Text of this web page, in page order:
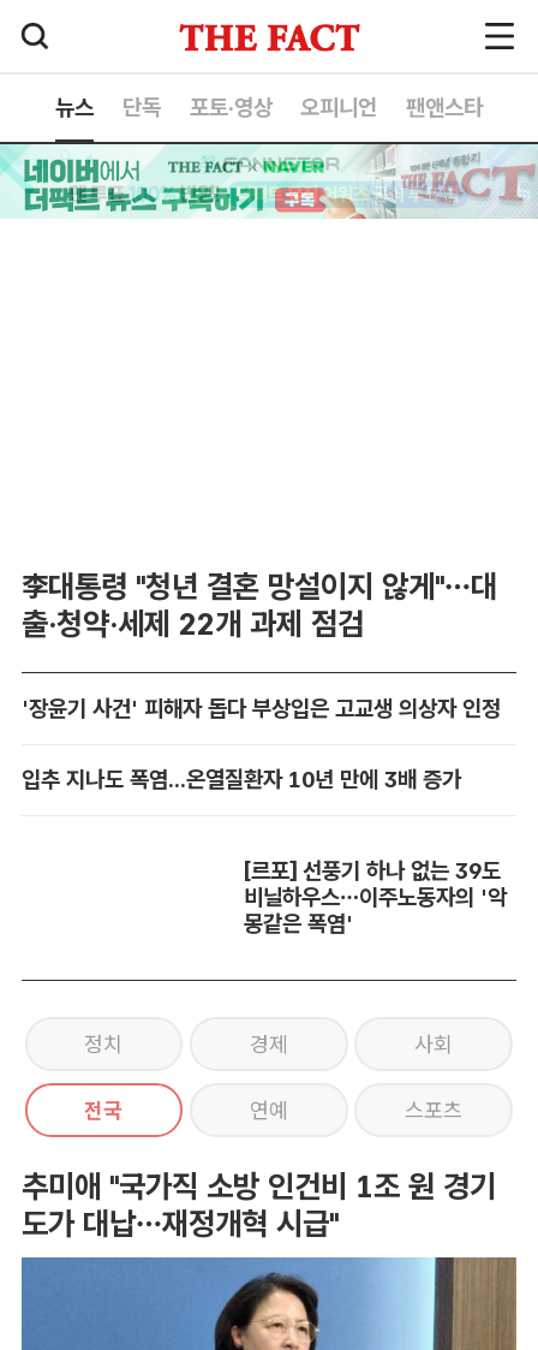
뉴스 단독 포토·영상 오피니언 팬앤스타
李대통령 "청년 결혼 망설이지 않게"…대
출·청약·세제 22개 과제 점검
'장윤기 사건' 피해자 돕다 부상입은 고교생 의상자 인정
입추 지나도 폭염...온열질환자 10년 만에 3배 증가
[르포] 선풍기 하나 없는 39도
비닐하우스…이주노동자의 '악
몽같은 폭염'
정치 경제 사회
전국 연예 스포츠
추미애 "국가직 소방 인건비 1조 원 경기
도가 대납…재정개혁 시급"